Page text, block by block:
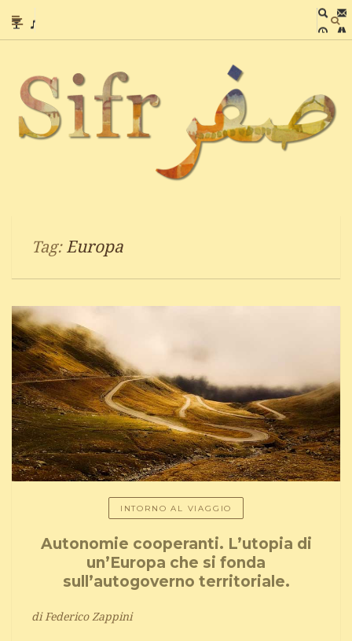
Tag: Europa
INTORNO AL VIAGGIO
Autonomie cooperanti. L’utopia di
un’Europa che si fonda
sull’autogoverno territoriale.
di Federico Zappini